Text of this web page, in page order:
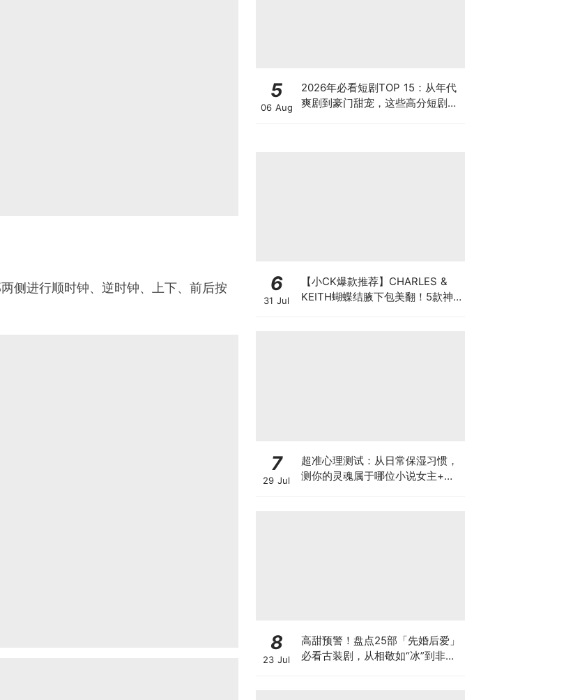
侧进行顺时钟、逆时钟、上下、前后按
5
06 Aug
2026年必看短剧TOP 15：从年代
爽剧到豪门甜宠，这些高分短剧你
6
31 Jul
【小CK爆款推荐】CHARLES &
KEITH蝴蝶结腋下包美翻！5款神
7
29 Jul
超准心理测试：从日常保湿习惯，
测你的灵魂属于哪位小说女主+附
8
23 Jul
高甜预警！盘点25部「先婚后爱」
必看古装剧，从相敬如“冰”到非你